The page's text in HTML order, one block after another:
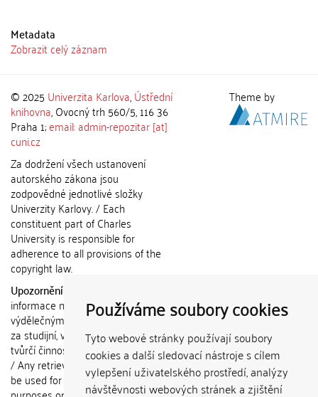
Používáme soubory cookies
Tyto webové stránky používají soubory
cookies a další sledovací nástroje s cílem
vylepšení uživatelského prostředí, analýzy
návštěvnosti webových stránek a zjištění
Metadata
Zobrazit celý záznam
© 2025 Univerzita Karlova,Ústřední
knihovna, Ovocný trh 560/5, 116 36
Praha 1;email: admin-repozitar [at]
cuni.cz
Za dodržení všech ustanovení
autorského zákona jsou
zodpovědné jednotlivé složky
Univerzity Karlovy. / Each
constituent part of Charles
University is responsible for
adherence to all provisions of the
copyright law.
Upozornění / Notice:
informace nemohou být použity k
výdělečným účelům nebo vydávány
za studijní, vědeckou nebo jinou
tvůrčí činnost jiné osoby než autora.
/ Any retrieved information shall not
be used for any commercial
Theme by